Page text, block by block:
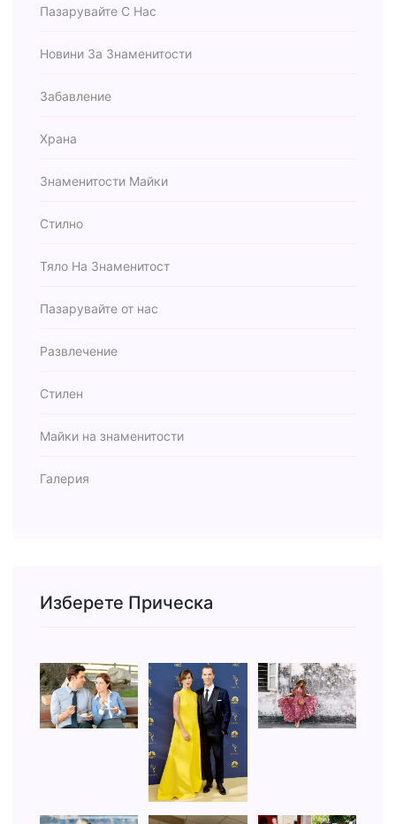
Пазарувайте С Нас
Новини За Знаменитости
Забавление
Храна
Знаменитости Майки
Стилно
Тяло На Знаменитост
Пазарувайте от нас
Развлечение
Стилен
Майки на знаменитости
Галерия
Изберете Прическа